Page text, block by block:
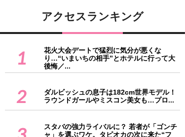
アクセスランキング
1
花火大会デートで猛烈に気分が悪くな
り…“いまいちの相手”とホテルに行って大
後悔／...
2
ダルビッシュの息子は182cm世界モデル！
ラウンドガールやミスコン美女も…プロ...
スタバの強力ライバルに？ 若者が「ゴンチ
ャ」を選ぶワケ。タピオカの次に来た“フ